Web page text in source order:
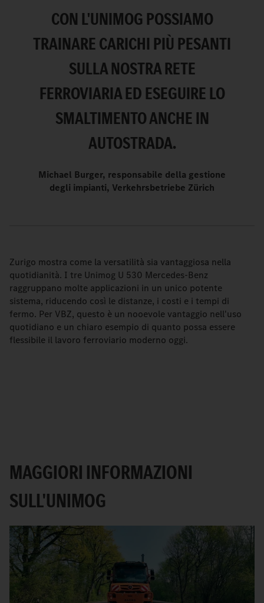
CON L'UNIMOG POSSIAMO
TRAINARE CARICHI PIÙ PESANTI
SULLA NOSTRA RETE
FERROVIARIA ED ESEGUIRE LO
SMALTIMENTO ANCHE IN
AUTOSTRADA.
Michael Burger, responsabile della gestione
degli impianti, Verkehrsbetriebe Zürich
Zurigo mostra come la versatilità sia vantaggiosa nella
quotidianità. I tre Unimog U 530 Mercedes-Benz
raggruppano molte applicazioni in un unico potente
sistema, riducendo così le distanze, i costi e i tempi di
fermo. Per VBZ, questo è un nooevole vantaggio nell'uso
quotidiano e un chiaro esempio di quanto possa essere
flessibile il lavoro ferroviario moderno oggi.
MAGGIORI INFORMAZIONI
SULL'UNIMOG